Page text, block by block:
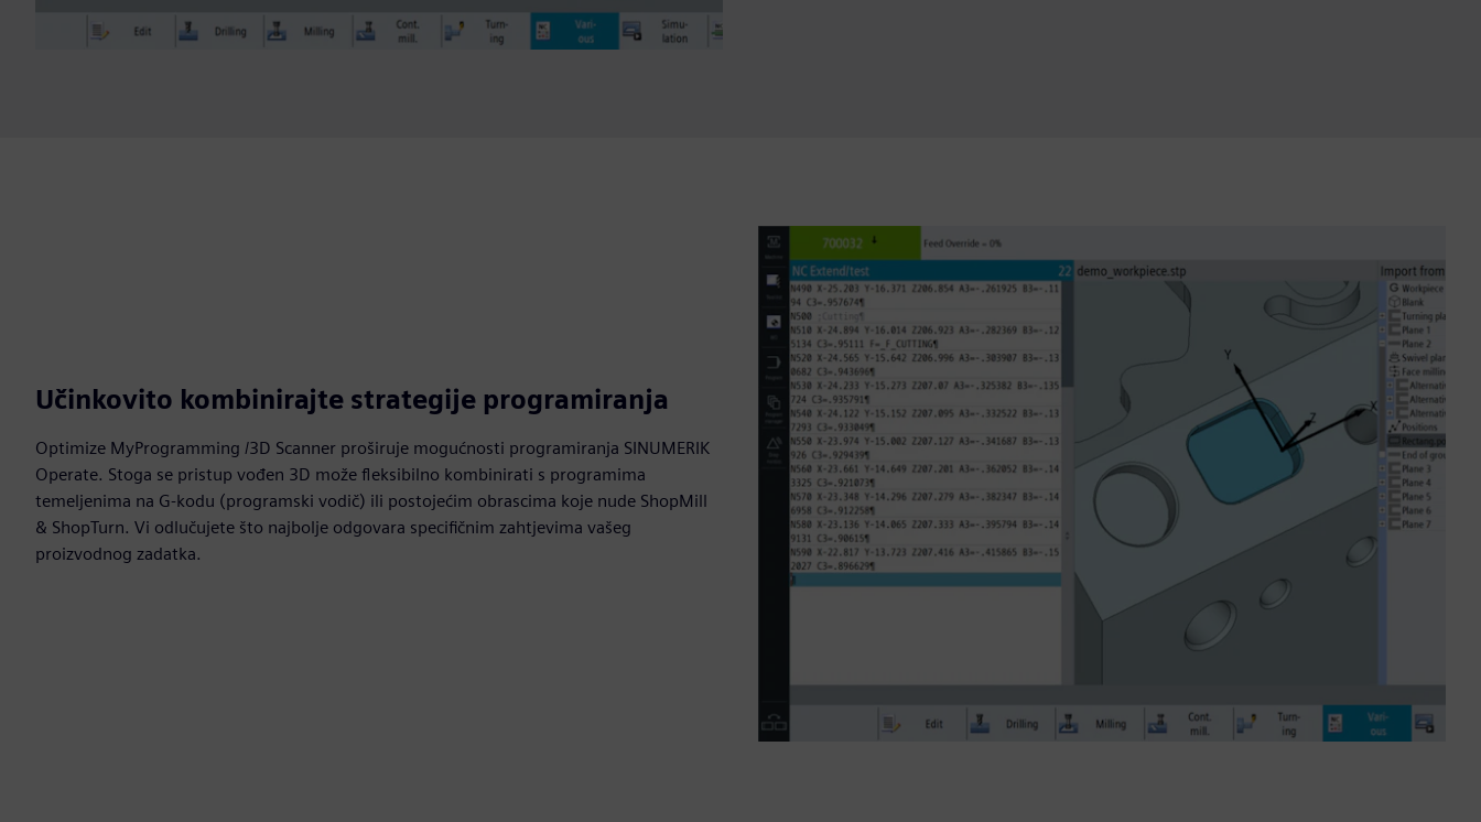
Učinkovito kombinirajte strategije programiranja
Optimize MyProgramming /3D Scanner proširuje mogućnosti programiranja SINUMERIK
Operate. Stoga se pristup vođen 3D može fleksibilno kombinirati s programima
temeljenima na G-kodu (programski vodič) ili postojećim obrascima koje nude ShopMill
& ShopTurn. Vi odlučujete što najbolje odgovara specifičnim zahtjevima vašeg
proizvodnog zadatka.